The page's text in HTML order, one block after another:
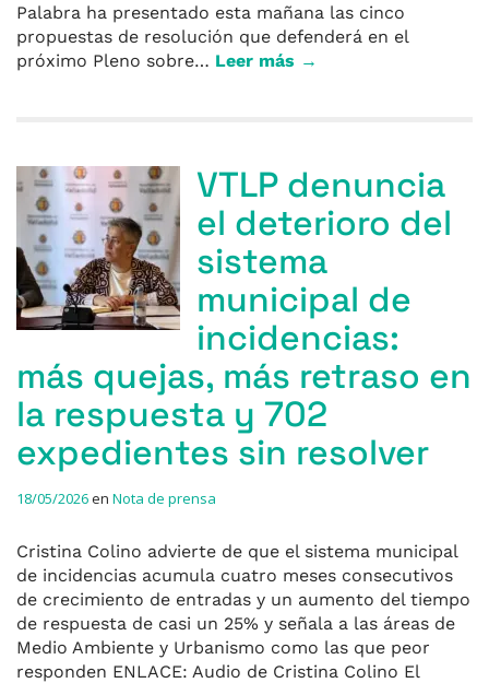
Palabra ha presentado esta mañana las cinco
propuestas de resolución que defenderá en el
próximo Pleno sobre… Leer más →
VTLP denuncia
el deterioro del
sistema
municipal de
incidencias:
más quejas, más retraso en
la respuesta y 702
expedientes sin resolver
18/05/2026en Nota de prensa
Cristina Colino advierte de que el sistema municipal
de incidencias acumula cuatro meses consecutivos
de crecimiento de entradas y un aumento del tiempo
de respuesta de casi un 25% y señala a las áreas de
Medio Ambiente y Urbanismo como las que peor
responden ENLACE: Audio de Cristina Colino El